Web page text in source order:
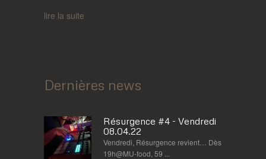
lire la suite
Dernières news
Résurgence #4 - Vendredi
08.04.22
Vendredi, Résurgence revient… Dès
19h@MU-food, 59 ...